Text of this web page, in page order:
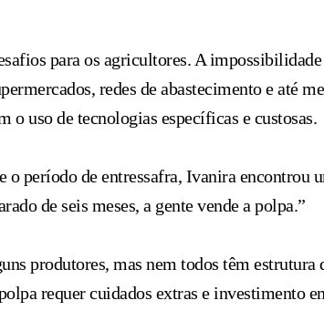
para os agricultores. A
redes de abastecimento e
o uso de tecnologias específicas e custosas.
período de entressafra, Ivanira encontrou
de seis meses, a gente vende a polpa.”
produtores, mas nem todos têm
requer cuidados extras e investimento